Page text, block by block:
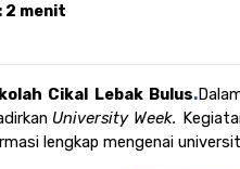
2 menit
Cikal Lebak Bulus.
University Week.
lengkap mengenai